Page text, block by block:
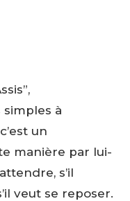
à
un
manière par lui-
s’il
veut se reposer.